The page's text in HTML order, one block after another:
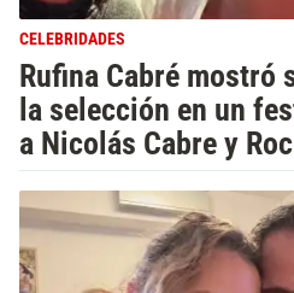
CELEBRIDADES
Rufina Cabré mostró
la selección en un
a Nicolás Cabre y